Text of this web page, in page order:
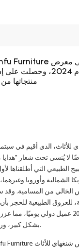
شنغهاي للأثاث لعام
منتجاتها
لا يُنسى تحت شعار
الطبيعي التي أطلقناها
الشمالية وأوروبا
الخالي من المسامية. وقد
الطبيعية للحجر
تعاملنا مع أكثر من 200 عميل دولي
بشكل كبير، ورسّخ حضورًا عالميًا قويًا.